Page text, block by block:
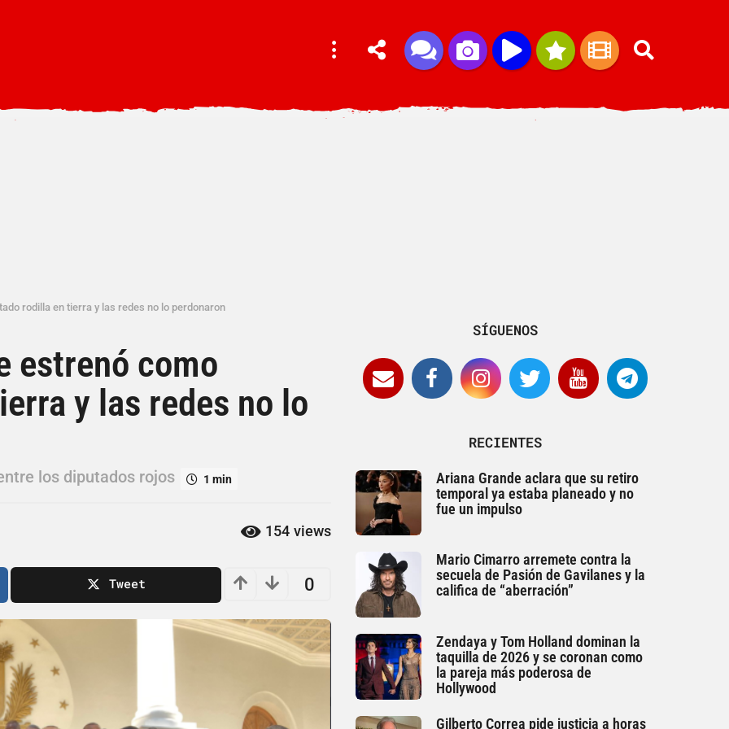
rodilla en tierra y las redes no lo perdonaron
estrenó como
y las redes no lo
los diputados rojos 1 min
154 views
0
Tweet
SÍGUENOS
RECIENTES
Ariana Grande aclara que su retiro
temporal ya estaba planeado y no
fue un impulso
Mario Cimarro arremete contra la
secuela de Pasión de Gavilanes y la
califica de “aberración”
Zendaya y Tom Holland dominan la
taquilla de 2026 y se coronan como
la pareja más poderosa de
Hollywood
Gilberto Correa pide justicia a horas